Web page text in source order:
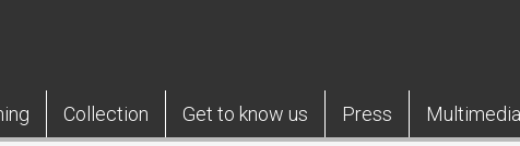
Collection Get to know us Press Multimedia